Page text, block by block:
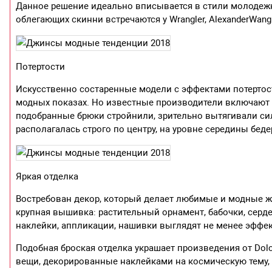
Данное решение идеально вписывается в стили
облегающих скинни встречаются у Wrangler,
Потертости
Искусственно состаренные модели с эффектами
модных показах. Но известные производители
подобранные брюки стройнили, зрительно вытягивали
располагалась строго по центру, на уровне середины
Яркая отделка
Востребован декор, который делает любимые и модные
крупная вышивка: растительный орнамент, бабочки,
наклейки, аппликации, нашивки выглядят не менее
Подобная броская отделка украшает произведения от
вещи, декорированные наклейками на космическую